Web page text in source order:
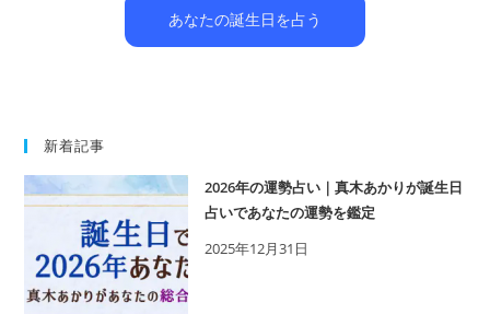
あなたの誕生日を占う
新着記事
2026年の運勢占い｜真木あかりが誕生日
占いであなたの運勢を鑑定
2025年12月31日